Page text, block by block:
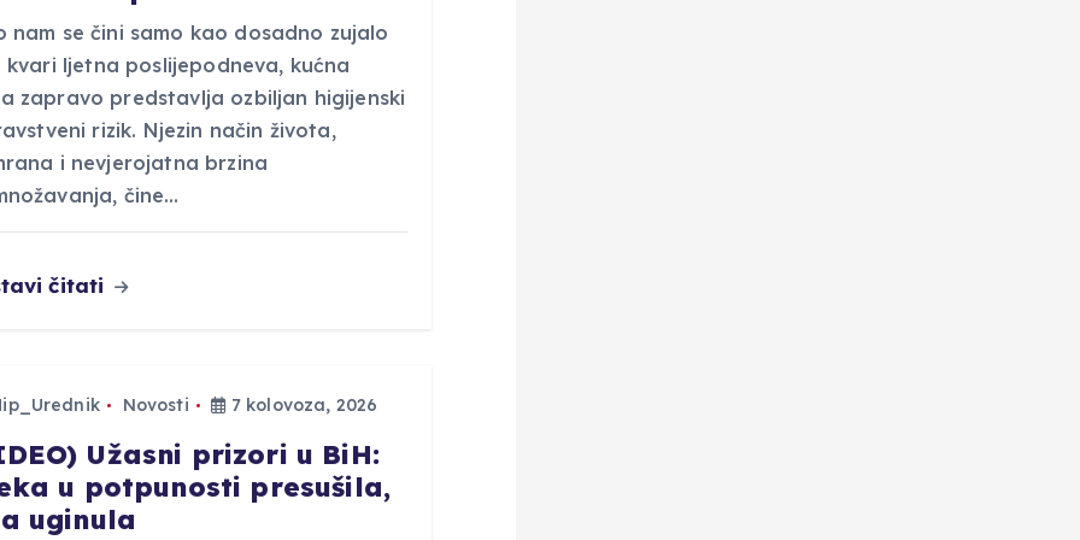
nam se čini samo kao dosadno zujalo
kvari ljetna poslijepodneva, kućna
zapravo predstavlja ozbiljan higijenski
rizik. Njezin način života,
i nevjerojatna brzina
čine…
čitati
Novosti 7 kolovoza, 2026
Užasni prizori u BiH:
u potpunosti presušila,
uginula